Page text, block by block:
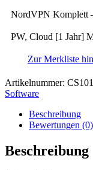
NordVPN Komplett
PW, Cloud [1 Jahr]
Zur Merkliste
Artikelnummer:
Software
Beschreibung
Bewertungen (0)
Beschreibung